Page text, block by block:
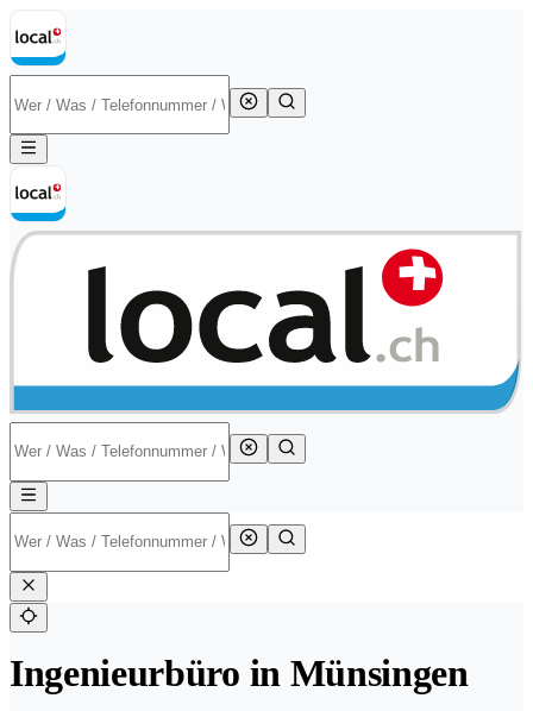
Ingenieurbüro in Münsingen